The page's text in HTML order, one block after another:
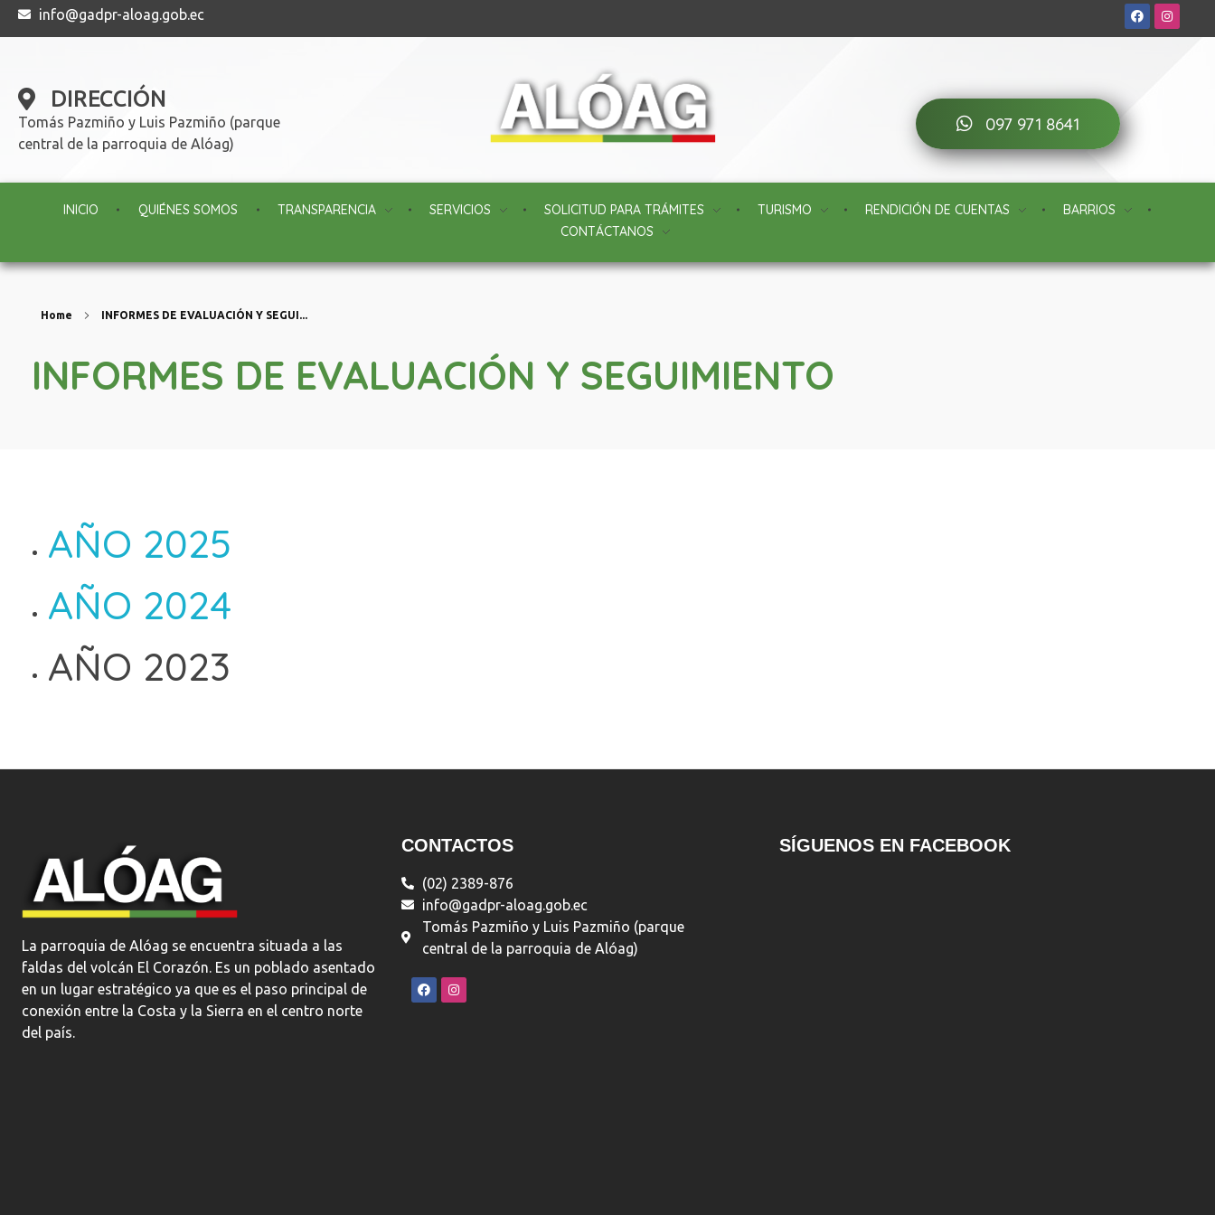
info@gadpr-aloag.gob.ec
DIRECCIÓN
Tomás Pazmiño y Luis Pazmiño (parque
central de la parroquia de Alóag)
097 971 8641
INICIO QUIÉNES SOMOS TRANSPARENCIA SERVICIOS SOLICITUD PARA TRÁMITES TURISMO RENDICIÓN DE CUENTAS
BARRIOS
CONTÁCTANOS
Home INFORMES DE EVALUACIÓN Y SEGUI...
INFORMES DE EVALUACIÓN Y SEGUIMIENTO
AÑO 2025
AÑO 2024
AÑO 2023
GAD Parroquial Aloag
La parroquia de Alóag se encuentra situada a las faldas del volcán El Corazón. Es un poblado asentado en un lugar estratégico ya que es el paso principal de conexión entre la Costa y la Sierra en el centro norte del país.
La parroquia de Alóag se encuentra situada a las
faldas del volcán El Corazón. Es un poblado asentado
en un lugar estratégico ya que es el paso principal de
conexión entre la Costa y la Sierra en el centro norte
del país.
CONTACTOS
(02) 2389-876
info@gadpr-aloag.gob.ec
Tomás Pazmiño y Luis Pazmiño (parque
central de la parroquia de Alóag)
SÍGUENOS EN FACEBOOK